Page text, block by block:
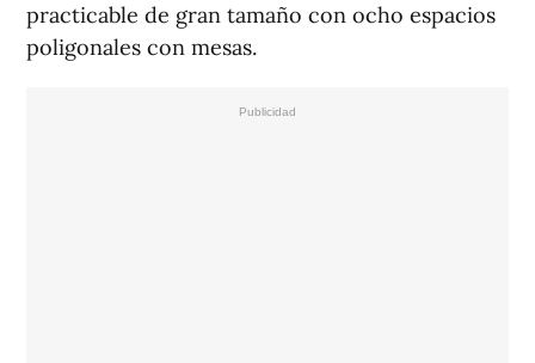
practicable de gran tamaño con ocho espacios
poligonales con mesas.